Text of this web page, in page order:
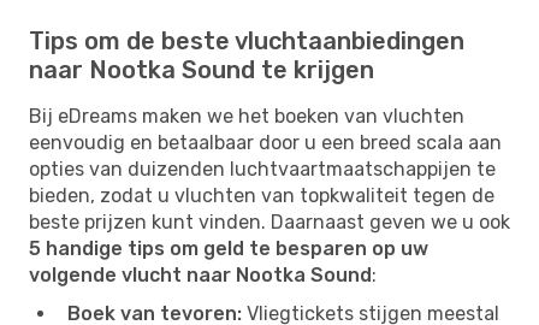
Tips om de beste vluchtaanbiedingen
naar Nootka Sound te krijgen
Bij eDreams maken we het boeken van vluchten
eenvoudig en betaalbaar door u een breed scala aan
opties van duizenden luchtvaartmaatschappijen te
bieden, zodat u vluchten van topkwaliteit tegen de
beste prijzen kunt vinden. Daarnaast geven we u ook
5 handige tips om geld te besparen op uw
volgende vlucht naar Nootka Sound:
Boek van tevoren: Vliegtickets stijgen meestal